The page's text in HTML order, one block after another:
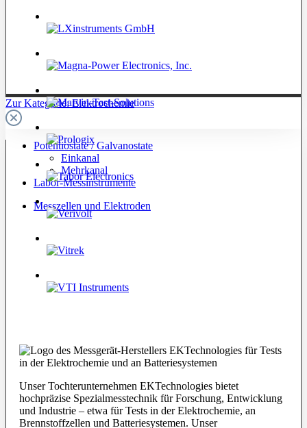
Zur Kategorie: Elektrochemie
Potentiostate / Galvanostate
Einkanal
Mehrkanal
Labor-Messinstrumente
Messzellen und Elektroden
Unser Tochterunternehmen EKTechnologies bietet
hochpräzise Spezialmesstechnik für Forschung, Entwicklung
und Industrie – etwa für Tests in der Elektrochemie, an
Brennstoffzellen und Batteriesystemen. Unser